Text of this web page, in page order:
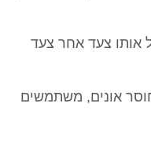
אותו צעד אחר צעד
אונים, משתמשים